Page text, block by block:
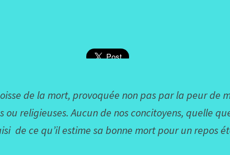
de la mort, provoquée non pas par la peur de
religieuses. Aucun de nos concitoyens, quelle
de ce qu’il estime sa bonne mort pour un repos